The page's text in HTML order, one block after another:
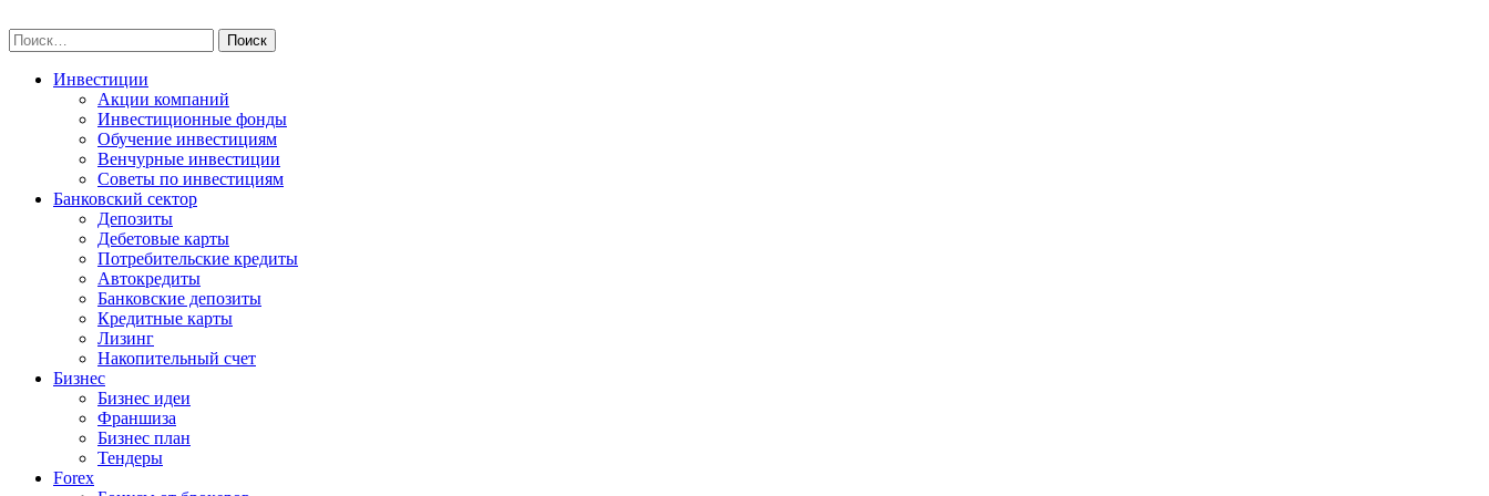
to
content
Найти:
Инвестиции
Акции компаний
Инвестиционные фонды
Обучение инвестициям
Венчурные инвестиции
Советы по инвестициям
Банковский сектор
Депозиты
Дебетовые карты
Потребительские кредиты
Автокредиты
Банковские депозиты
Кредитные карты
Лизинг
Накопительный счет
Бизнес
Бизнес идеи
Франшиза
Бизнес план
Тендеры
Forex